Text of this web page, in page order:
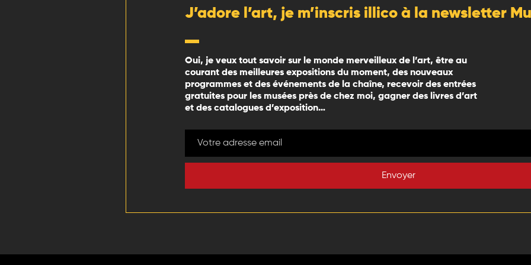
J’adore l’art, je m’inscris illico à la newsletter
Oui, je veux tout savoir sur le monde merveilleux de l’art, être au
courant des meilleures expositions du moment, des nouveaux
programmes et des événements de la chaîne, recevoir des entrées
gratuites pour les musées près de chez moi, gagner des livres d’art
et des catalogues d’exposition…
Envoyer